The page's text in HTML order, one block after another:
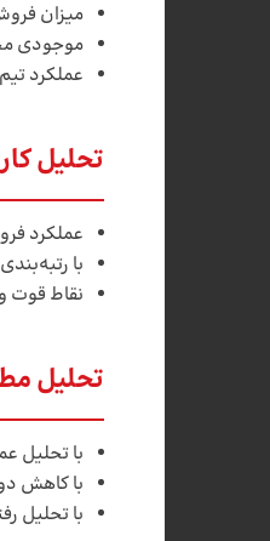
میزان
موجودی
عملکرد
تحلیل
عملکرد
با
نقاط قوت
تحلیل
با تحلیل
با کاهش
با تحلیل